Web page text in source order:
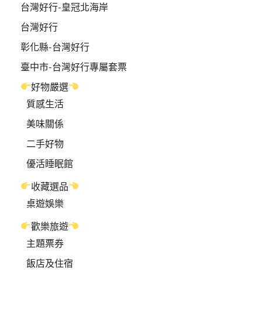
台灣好行-皇冠北海岸
台灣好行
彰化縣-台灣好行
臺中市-台灣好行專屬套票
好物嚴選
質感生活
美味關係
二手好物
優活睡眠館
收藏選品
桌遊娛樂
歡樂旅遊
主題票券
飯店及住宿